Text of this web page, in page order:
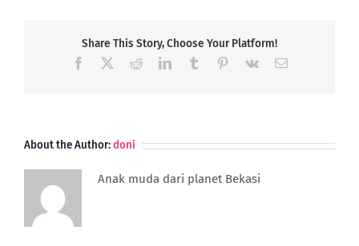
Paid
Faktur
Share This Story, Choose Your Platform!
Facebook RedditLinkedInTumblr Pinterest
Vk Email
About the Author:doni
Anak muda dari planet Bekasi